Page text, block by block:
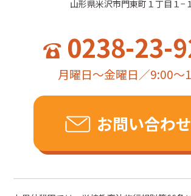
山形県米沢市門東町１丁目１−
0238-23-
月曜日～金曜日／9:00～
お問い合わせ